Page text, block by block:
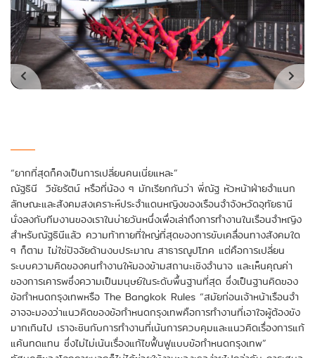
ข้อมูลน่าสนใจ
ดาวน์โหลดข้อกำหนดกรุงเทพ
TH / EN
“ยากที่สุดก็คงเป็นการเปลี่ยนคนเนี่ยแหละ”
ณัฐธินี วิชัยรัตน์ หรือที่น้อง ๆ มักเรียกกันว่า พี่ณัฐ หัวหน้าฝ่ายจำแนก
ลักษณะและสังคมสงเคราะห์ประจำแดนหญิงของเรือนจำจังหวัดอุทัยธานี
นั่งลงกับทีมงานของเราในบ่ายวันหนึ่งเพื่อเล่าถึงการทำงานในเรือนจำหญิง
สำหรับณัฐธินีแล้ว ความท้าทายที่ใหญ่ที่สุดของการขับเคลื่อนทางสังคมใด
ๆ ก็ตาม ไม่ใช่ปัจจัยด้านงบประมาณ สาธารณูปโภค แต่คือการเปลี่ยน
ระบบความคิดของคนทำงานให้มองข้ามสถานะเชิงอำนาจ และเห็นคุณค่า
ของการเคารพซึ่งความเป็นมนุษย์ในระดับพื้นฐานที่สุด ซึ่งเป็นฐานคิดของ
ข้อกำหนดกรุงเทพหรือ The Bangkok Rules “สมัยก่อนเจ้าหน้าเรือนจำ
อาจจะมองว่าแนวคิดของข้อกำหนดกรุงเทพคือการทำงานที่เอาใจผู้ต้องขัง
มากเกินไป เราจะชินกับการทำงานที่เน้นการควบคุมและแนวคิดเรื่องการแก้
แค้นทดแทน ซึ่งไม่ไม่เน้นเรื่องแก้ไขฟื้นฟูแบบข้อกำหนดกรุงเทพ”